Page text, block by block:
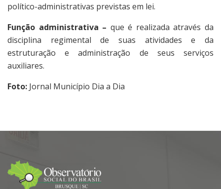
político-administrativas previstas em lei.
Função administrativa – que é realizada através da
disciplina regimental de suas atividades e da
estruturação e administração de seus serviços
auxiliares.
Foto: Jornal Município Dia a Dia